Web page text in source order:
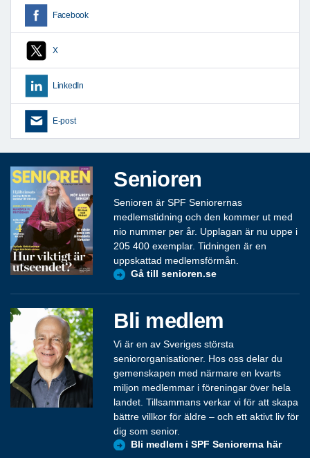
Facebook
X
LinkedIn
E-post
Senioren
Senioren är SPF Seniorernas
medlemstidning och den kommer ut med
nio nummer per år. Upplagan är nu uppe i
205 400 exemplar. Tidningen är en
uppskattad medlemsförmån.
Gå till senioren.se
Bli medlem
Vi är en av Sveriges största
seniororganisationer. Hos oss delar du
gemenskapen med närmare en kvarts
miljon medlemmar i föreningar över hela
landet. Tillsammans verkar vi för att skapa
bättre villkor för äldre – och ett aktivt liv för
dig som senior.
Bli medlem i SPF Seniorerna här